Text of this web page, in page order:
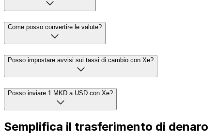
Come posso convertire le valute?
Posso impostare avvisi sui tassi di cambio con Xe?
Posso inviare 1 MKD a USD con Xe?
Semplifica il trasferimento di denaro